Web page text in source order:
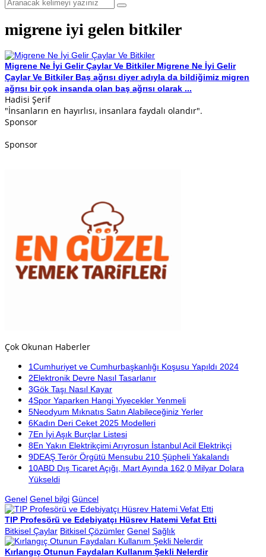
migrene iyi gelen bitkiler
Migrene Ne İyi Gelir Çaylar Ve Bitkiler Migrene Ne İyi Gelir
Çaylar Ve Bitkiler Baş ağrısı diyer adıyla da bildiğimiz migren
ağrısı bir çok insanda olan baş ağrısı olarak ...
Hadisi Şerif
"İnsanların en hayırlısı, insanlara faydalı olandır".
Sponsor
Sponsor
Çok Okunan Haberler
1Cumhuriyet ve Cumhurbaşkanlığı Koşusu Yapıldı 2024
2Elektronik Devre Nasıl Tasarlanır
3Gök Taşı Nasıl Kayar
4Spor Yaparken Hangi Yiyecekler Yenmeli
5Neodyum Mıknatıs Satın Alabileceğiniz Yerler
6Kadın Deri Ceket 2025 Modelleri
7En İyi Aşık Burçlar Listesi
8En Yakın Elektrikçimi Arıyrosun İstanbul Acil Elektrikçi
9DEAŞ Terör Örgütü Mensubu 210 Şüpheli Yakalandı
10ABD Dış Ticaret Açığı, Mart Ayında 162,0 Milyar Dolara
Yükseldi
Genel Genel bilgi Güncel
TIP Profesörü ve Edebiyatçı Hüsrev Hatemi Vefat Etti
Bitkisel Çaylar Bitkisel Çözümler Genel Sağlık
Kırlangıç Otunun Faydaları Kullanım Şekli Nelerdir